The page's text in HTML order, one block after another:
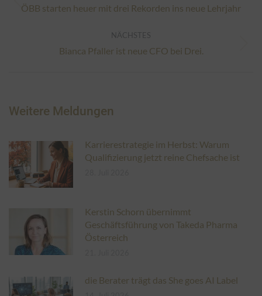
Vorheriger
ÖBB starten heuer mit drei Rekorden ins neue Lehrjahr
NÄCHSTES
Nächster
Bianca Pfaller ist neue CFO bei Drei.
Weitere Meldungen
Karrierestrategie im Herbst: Warum
Qualifizierung jetzt reine Chefsache ist
Kerstin Schorn übernimmt
Geschäftsführung von Takeda Pharma
Österreich
die Berater trägt das She goes AI Label